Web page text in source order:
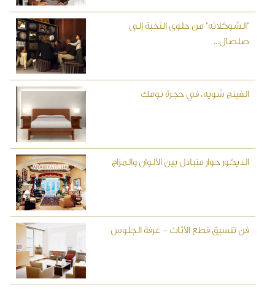
"الشوكلاته" من حلوى النخبة إلى
صلصال...
الفينج شويه، في حجرة نومك
الديكور حوار متبادل بين الألوان والمزاج
فن تنسيق قطع الأثاث - غرفة الجلوس